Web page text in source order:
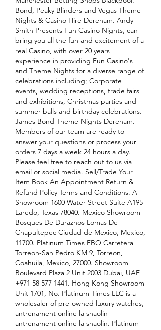
Bond, Peaky Blinders and Vegas Theme
Nights & Casino Hire Dereham. Andy
Smith Presents Fun Casino Nights, can
bring you all the fun and excitement of a
real Casino, with over 20 years
experience in providing Fun Casino's
and Theme Nights for a diverse range of
celebrations including; Corporate
events, wedding receptions, trade fairs
and exhibitions, Christmas parties and
summer balls and birthday celebrations.
James Bond Theme Nights Dereham.
Members of our team are ready to
answer your questions or process your
orders 7 days a week 24 hours a day.
Please feel free to reach out to us via
email or social media. Sell/Trade Your
Item Book An Appointment Return &
Refund Policy Terms and Conditions. A
Showroom 1600 Water Street Suite A195
Laredo, Texas 78040. Mexico Showroom
Bosques De Duraznos Lomas De
Chapultepec Ciudad de Mexico, Mexico,
11700. Platinum Times FBO Carretera
Torreon-San Pedro KM 9, Torreon,
Coahuila, Mexico, 27000. Showroom
Boulevard Plaza 2 Unit 2003 Dubai, UAE
+971 58 577 1441. Hong Kong Showroom
Unit 1701, No. Platinum Times LLC is a
wholesaler of pre-owned luxury watches,
antrenament online la shaolin -
antrenament online la shaolin. Platinum